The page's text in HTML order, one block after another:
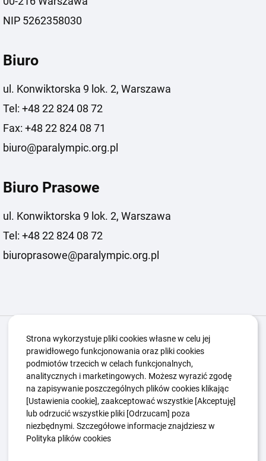
NIP 5262358030
Biuro
ul. Konwiktorska 9 lok. 2, Warszawa
Tel: +48 22 824 08 72
Fax: +48 22 824 08 71
biuro@paralympic.org.pl
Biuro Prasowe
ul. Konwiktorska 9 lok. 2, Warszawa
Tel: +48 22 824 08 72
biuroprasowe@paralympic.org.pl
Igrzyska Paralimpijskie O nas
Kwalifikacje ZSK
Kluby Aktualności
Edukacja
Guttmanny Kontakt
Polityka Ochrony Dzieci
Sygnaliści
Polityka plików cookie
Strona wykorzystuje pliki cookies własne w celu jej
prawidłowego funkcjonowania oraz pliki cookies
podmiotów trzecich w celach funkcjonalnych,
analitycznych i marketingowych. Możesz wyrazić zgodę
na zapisywanie poszczególnych plików cookies klikając
[Ustawienia cookie], zaakceptować wszystkie [Akceptuję]
lub odrzucić wszystkie pliki [Odrzucam] poza
niezbędnymi. Szczegółowe informacje znajdziesz w
Polityka plików cookies